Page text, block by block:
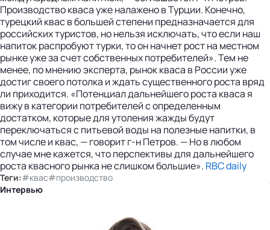
Производство кваса уже налажено в Турции. Конечно,
турецкий квас в большей степени предназначается для
российских туристов, но нельзя исключать, что если наш
напиток распробуют турки, то он начнет рост на местном
рынке уже за счет собственных потребителей». Тем не
менее, по мнению эксперта, рынок кваса в России уже
достиг своего потолка и ждать существенного роста вряд
ли приходится. «Потенциал дальнейшего роста кваса я
вижу в категории потребителей с определенным
достатком, которые для утоления жажды будут
переключаться с питьевой воды на полезные напитки, в
том числе и квас, — говорит г-н Петров. — Но в любом
случае мне кажется, что перспективы для дальнейшего
роста квасного рынка не слишком большие». RBC daily
Теги:#квас#производство
Интервью